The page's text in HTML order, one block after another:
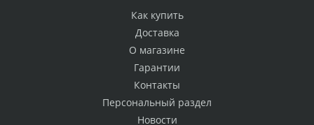
Как купить
Доставка
О магазине
Гарантии
Контакты
Персональный раздел
Новости